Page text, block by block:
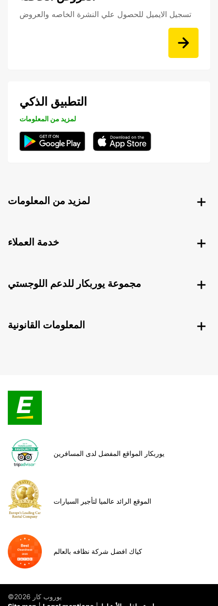
تسجيل الايميل للحصول علي النشرة الخاصه والعروض
التطبيق الذكي
لمزيد من المعلومات
لمزيد من المعلومات
خدمة العملاء
مجموعة يوربكار للدعم اللوجستي
المعلومات القانونية
يوربكار المواقع المفضل لدى المسافرين
الموقع الرائد عالميا لتأجير السيارات
كياك افضل شركة نظافه بالعالم
©يوروب كار 2026